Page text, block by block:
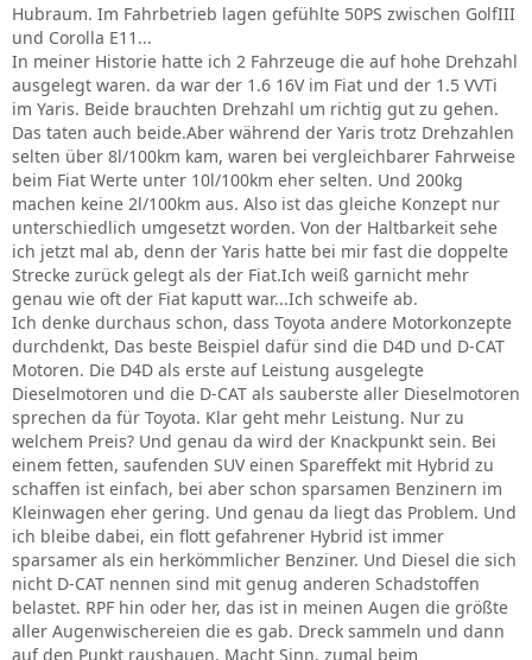
Hubraum. Im Fahrbetrieb lagen gefühlte 50PS zwischen GolfIII
und Corolla E11...
In meiner Historie hatte ich 2 Fahrzeuge die auf hohe Drehzahl
ausgelegt waren. da war der 1.6 16V im Fiat und der 1.5 VVTi
im Yaris. Beide brauchten Drehzahl um richtig gut zu gehen.
Das taten auch beide.Aber während der Yaris trotz Drehzahlen
selten über 8l/100km kam, waren bei vergleichbarer Fahrweise
beim Fiat Werte unter 10l/100km eher selten. Und 200kg
machen keine 2l/100km aus. Also ist das gleiche Konzept nur
unterschiedlich umgesetzt worden. Von der Haltbarkeit sehe
ich jetzt mal ab, denn der Yaris hatte bei mir fast die doppelte
Strecke zurück gelegt als der Fiat.Ich weiß garnicht mehr
genau wie oft der Fiat kaputt war...Ich schweife ab.
Ich denke durchaus schon, dass Toyota andere Motorkonzepte
durchdenkt, Das beste Beispiel dafür sind die D4D und D-CAT
Motoren. Die D4D als erste auf Leistung ausgelegte
Dieselmotoren und die D-CAT als sauberste aller Dieselmotoren
sprechen da für Toyota. Klar geht mehr Leistung. Nur zu
welchem Preis? Und genau da wird der Knackpunkt sein. Bei
einem fetten, saufenden SUV einen Spareffekt mit Hybrid zu
schaffen ist einfach, bei aber schon sparsamen Benzinern im
Kleinwagen eher gering. Und genau da liegt das Problem. Und
ich bleibe dabei, ein flott gefahrener Hybrid ist immer
sparsamer als ein herkömmlicher Benziner. Und Diesel die sich
nicht D-CAT nennen sind mit genug anderen Schadstoffen
belastet. RPF hin oder her, das ist in meinen Augen die größte
aller Augenwischereien die es gab. Dreck sammeln und dann
auf den Punkt raushauen. Macht Sinn, zumal beim